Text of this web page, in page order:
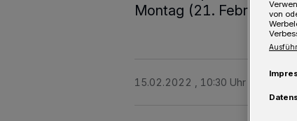
Montag (21. Februar
15.02.2022 , 10:30 Uhr Eine
von